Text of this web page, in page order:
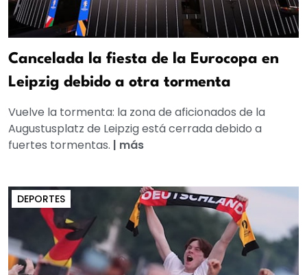
Cancelada la fiesta de la Eurocopa en
Leipzig debido a otra tormenta
Vuelve la tormenta: la zona de aficionados de la
Augustusplatz de Leipzig está cerrada debido a
fuertes tormentas. | más
DEPORTES